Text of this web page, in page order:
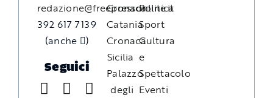
redazione@freepressonline.it
392 617 7139
(anche
)
Seguici
Cronaca
Catania
Cronaca
Sicilia
Palazzo
degli
Politica
Sport
Cultura
e
Spettacolo
Eventi